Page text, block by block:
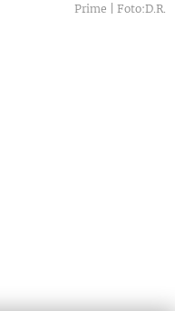
Prime | Foto:D.R.